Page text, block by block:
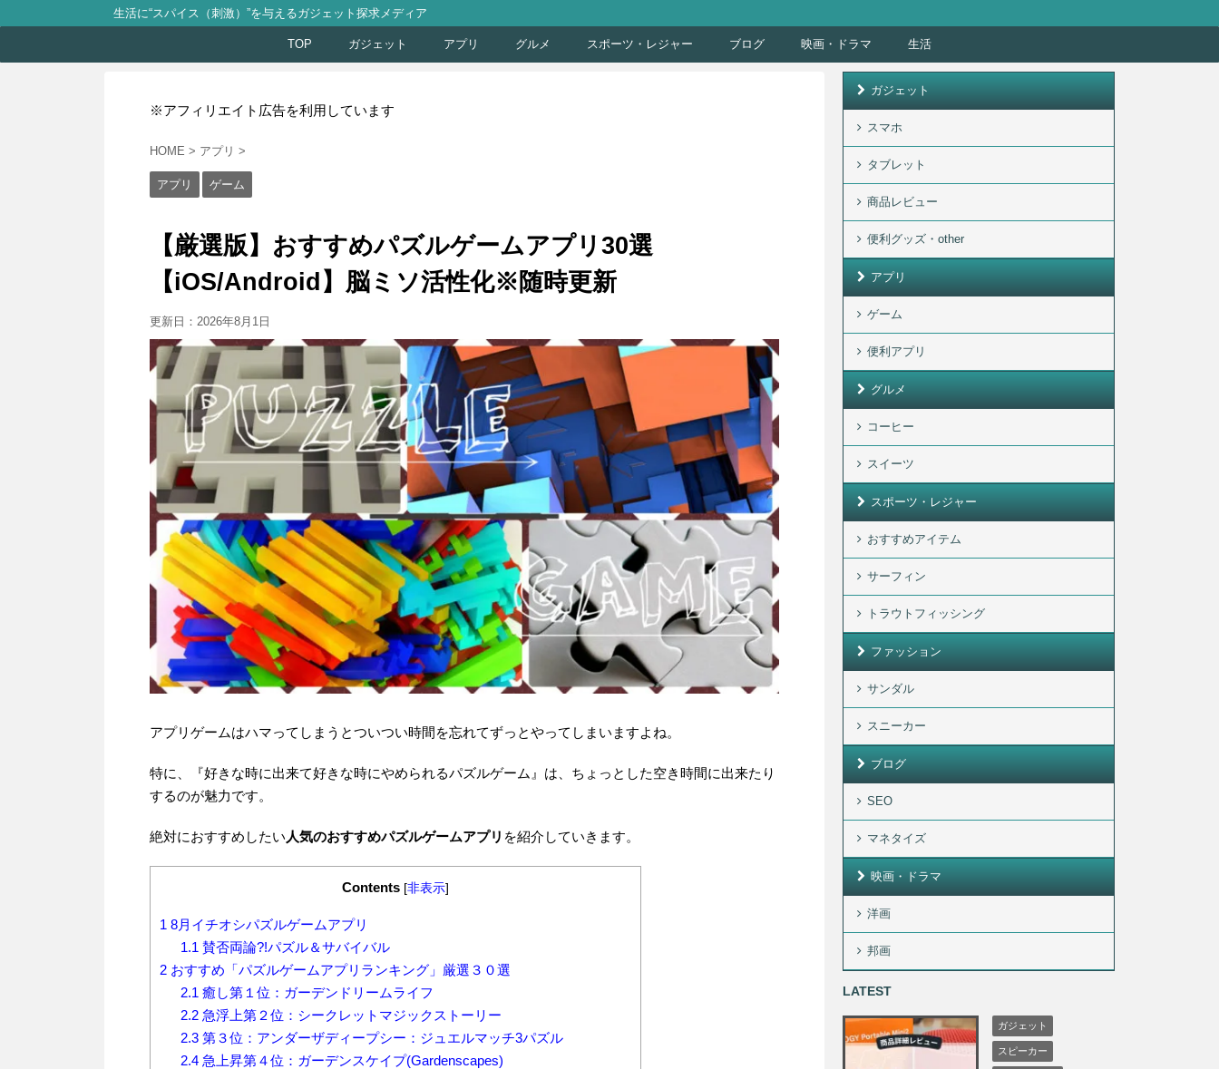
生活に“スパイス（刺激）”を与えるガジェット探求メディア
TOP ガジェット アプリ グルメ スポーツ・レジャー ブログ 映画・ドラマ 生活
※アフィリエイト広告を利用しています
HOME > アプリ >
アプリ ゲーム
【厳選版】おすすめパズルゲームアプリ30選
【iOS/Android】脳ミソ活性化※随時更新
更新日： 2026年8月1日
アプリゲームはハマってしまうとついつい時間を忘れてずっとやってしまいますよね。
特に、『好きな時に出来て好きな時にやめられるパズルゲーム』は、ちょっとした空き時間に出来たり
するのが魅力です。
絶対におすすめしたい 人気のおすすめパズルゲームアプリ を紹介していきます。
Contents [非表示]
1 8月イチオシパズルゲームアプリ
1.1 賛否両論?!パズル＆サバイバル
2 おすすめ「パズルゲームアプリランキング」厳選３０選
2.1 癒し第１位：ガーデンドリームライフ
2.2急浮上第２位：シークレットマジックストーリー
2.3第３位：アンダーザディープシー：ジュエルマッチ3パズル
2.4急上昇第４位：ガーデンスケイプ(Gardenscapes)
ガジェット
スマホ
タブレット
商品レビュー
便利グッズ・other
アプリ
ゲーム
便利アプリ
グルメ
コーヒー
スイーツ
スポーツ・レジャー
おすすめアイテム
サーフィン
トラウトフィッシング
ファッション
サンダル
スニーカー
ブログ
SEO
マネタイズ
映画・ドラマ
洋画
邦画
LATEST
ガジェット
スピーカー